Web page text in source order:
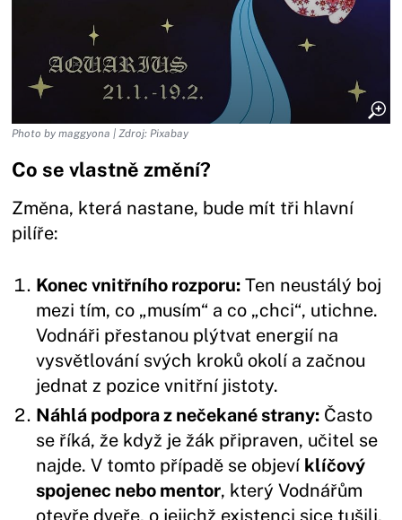
Photo by maggyona | Zdroj: Pixabay
Co se vlastně změní?
Změna, která nastane, bude mít tři hlavní
pilíře:
Konec vnitřního rozporu: Ten neustálý boj
mezi tím, co „musím“ a co „chci“, utichne.
Vodnáři přestanou plýtvat energií na
vysvětlování svých kroků okolí a začnou
jednat z pozice vnitřní jistoty.
Náhlá podpora z nečekané strany: Často
se říká, že když je žák připraven, učitel se
najde. V tomto případě se objeví klíčový
spojenec nebo mentor, který Vodnářům
otevře dveře, o jejichž existenci sice tušili,